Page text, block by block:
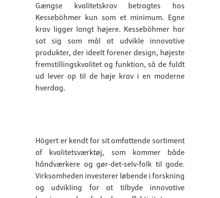
Gængse kvalitetskrav betragtes hos
Kesseböhmer kun som et minimum. Egne
krav ligger langt højere. Kesseböhmer har
sat sig som mål at udvikle innovative
produkter, der ideelt forener design, højeste
fremstillingskvalitet og funktion, så de fuldt
ud lever op til de høje krav i en moderne
hverdag.
Högert er kendt for sit omfattende sortiment
af kvalitetsværktøj, som kommer både
håndværkere og gør-det-selv-folk til gode.
Virksomheden investerer løbende i forskning
og udvikling for at tilbyde innovative